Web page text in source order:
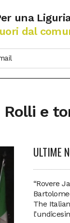
una
dal
e
ULTIME
“Rovere
The